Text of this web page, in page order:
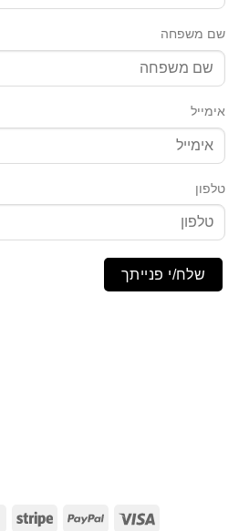
שם משפחה
אימייל
טלפון
שלח/י פנייתך